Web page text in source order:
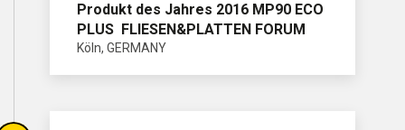
Produkt des Jahres 2016 MP90 ECO
PLUS FLIESEN&PLATTEN FORUM
Köln, GERMANY